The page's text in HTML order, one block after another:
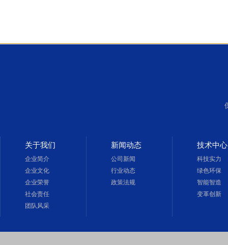
关于我们
企业简介
企业文化
企业荣誉
社会责任
团队风采
新闻动态
公司新闻
行业动态
政策法规
技术中心
科技实力
绿色环保
智能智造
变革创新